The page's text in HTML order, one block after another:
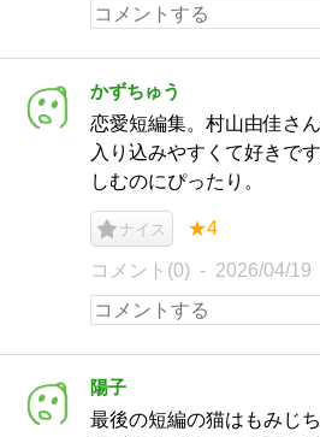
かずちゅう
恋愛短編集。村山由佳さ
入り込みやすくて好きで
しむのにぴったり。
ナイス ★4
コメント(0) 2026/04/19
陽子
最後の短編の猫はもみじ